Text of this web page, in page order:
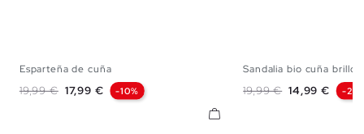
Esparteña de cuña
Precio base
19,99 € Precio
17,99 € -10%
Sandalia bio cuña brillos
Precio base
19,99 € Precio
14,99 € -